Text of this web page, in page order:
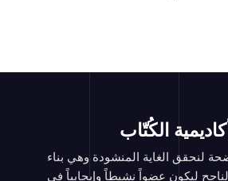
الكُتّاب
لنحقق الغاية المنشودة وهي بناء
ليكون عضواً نشيطاً وإيجابياً في